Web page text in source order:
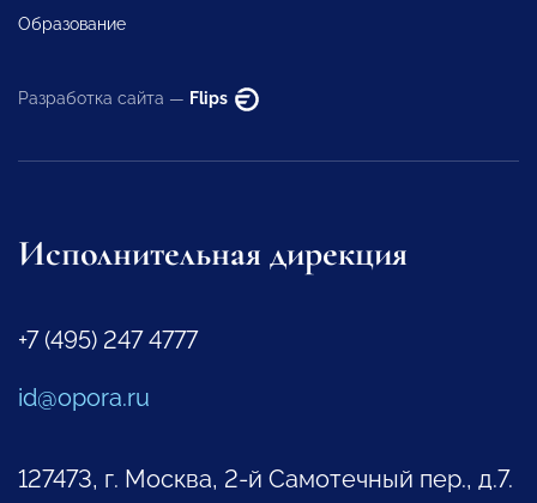
Образование
Разработка сайта — Flips
Исполнительная дирекция
+7 (495) 247 4777
id@opora.ru
127473, г. Москва, 2-й Самотечный пер., д.7.